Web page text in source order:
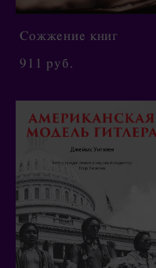
Сожжение книг
911 pуб.